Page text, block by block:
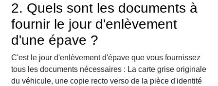
2. Quels sont les documents à
fournir le jour d'enlèvement
d'une épave ?
C'est le jour d'enlèvement d'épave que vous fournissez
tous les documents nécessaires : La carte grise originale
du véhicule, une copie recto verso de la pièce d'identité